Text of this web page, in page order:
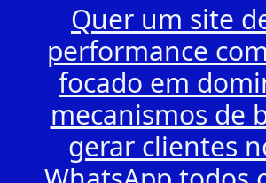
Quer um site
performance
focado em
mecanismos de
gerar clientes